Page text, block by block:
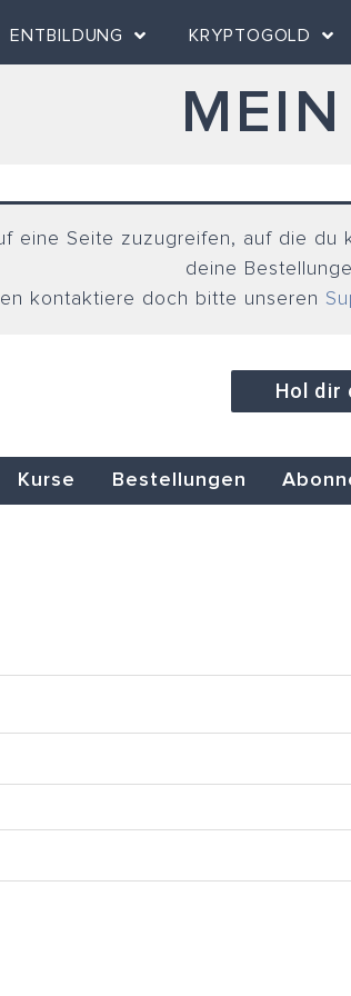
ENTBILDUNG KRYPTOGOLD
MEIN
eine Seite zuzugreifen, auf die du
deine
kontaktiere doch bitte unseren
Hol dir
Kurse Bestellungen